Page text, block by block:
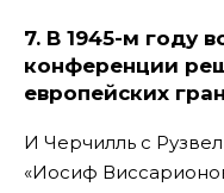
7. В 1945-м году
конференции
европейских
И Черчилль с
«Иосиф